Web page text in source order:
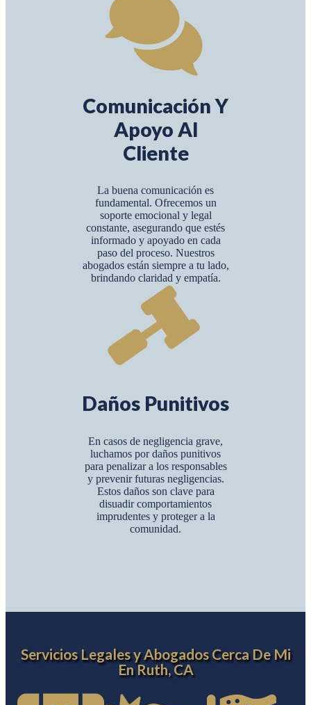
Comunicación Y
Apoyo Al
Cliente
La buena comunicación es
fundamental. Ofrecemos un
soporte emocional y legal
constante, asegurando que estés
informado y apoyado en cada
paso del proceso. Nuestros
abogados están siempre a tu lado,
brindando claridad y empatía.
Daños Punitivos
En casos de negligencia grave,
luchamos por daños punitivos
para penalizar a los responsables
y prevenir futuras negligencias.
Estos daños son clave para
disuadir comportamientos
imprudentes y proteger a la
comunidad.
Servicios Legales y Abogados Cerca De Mi
En Ruth, CA